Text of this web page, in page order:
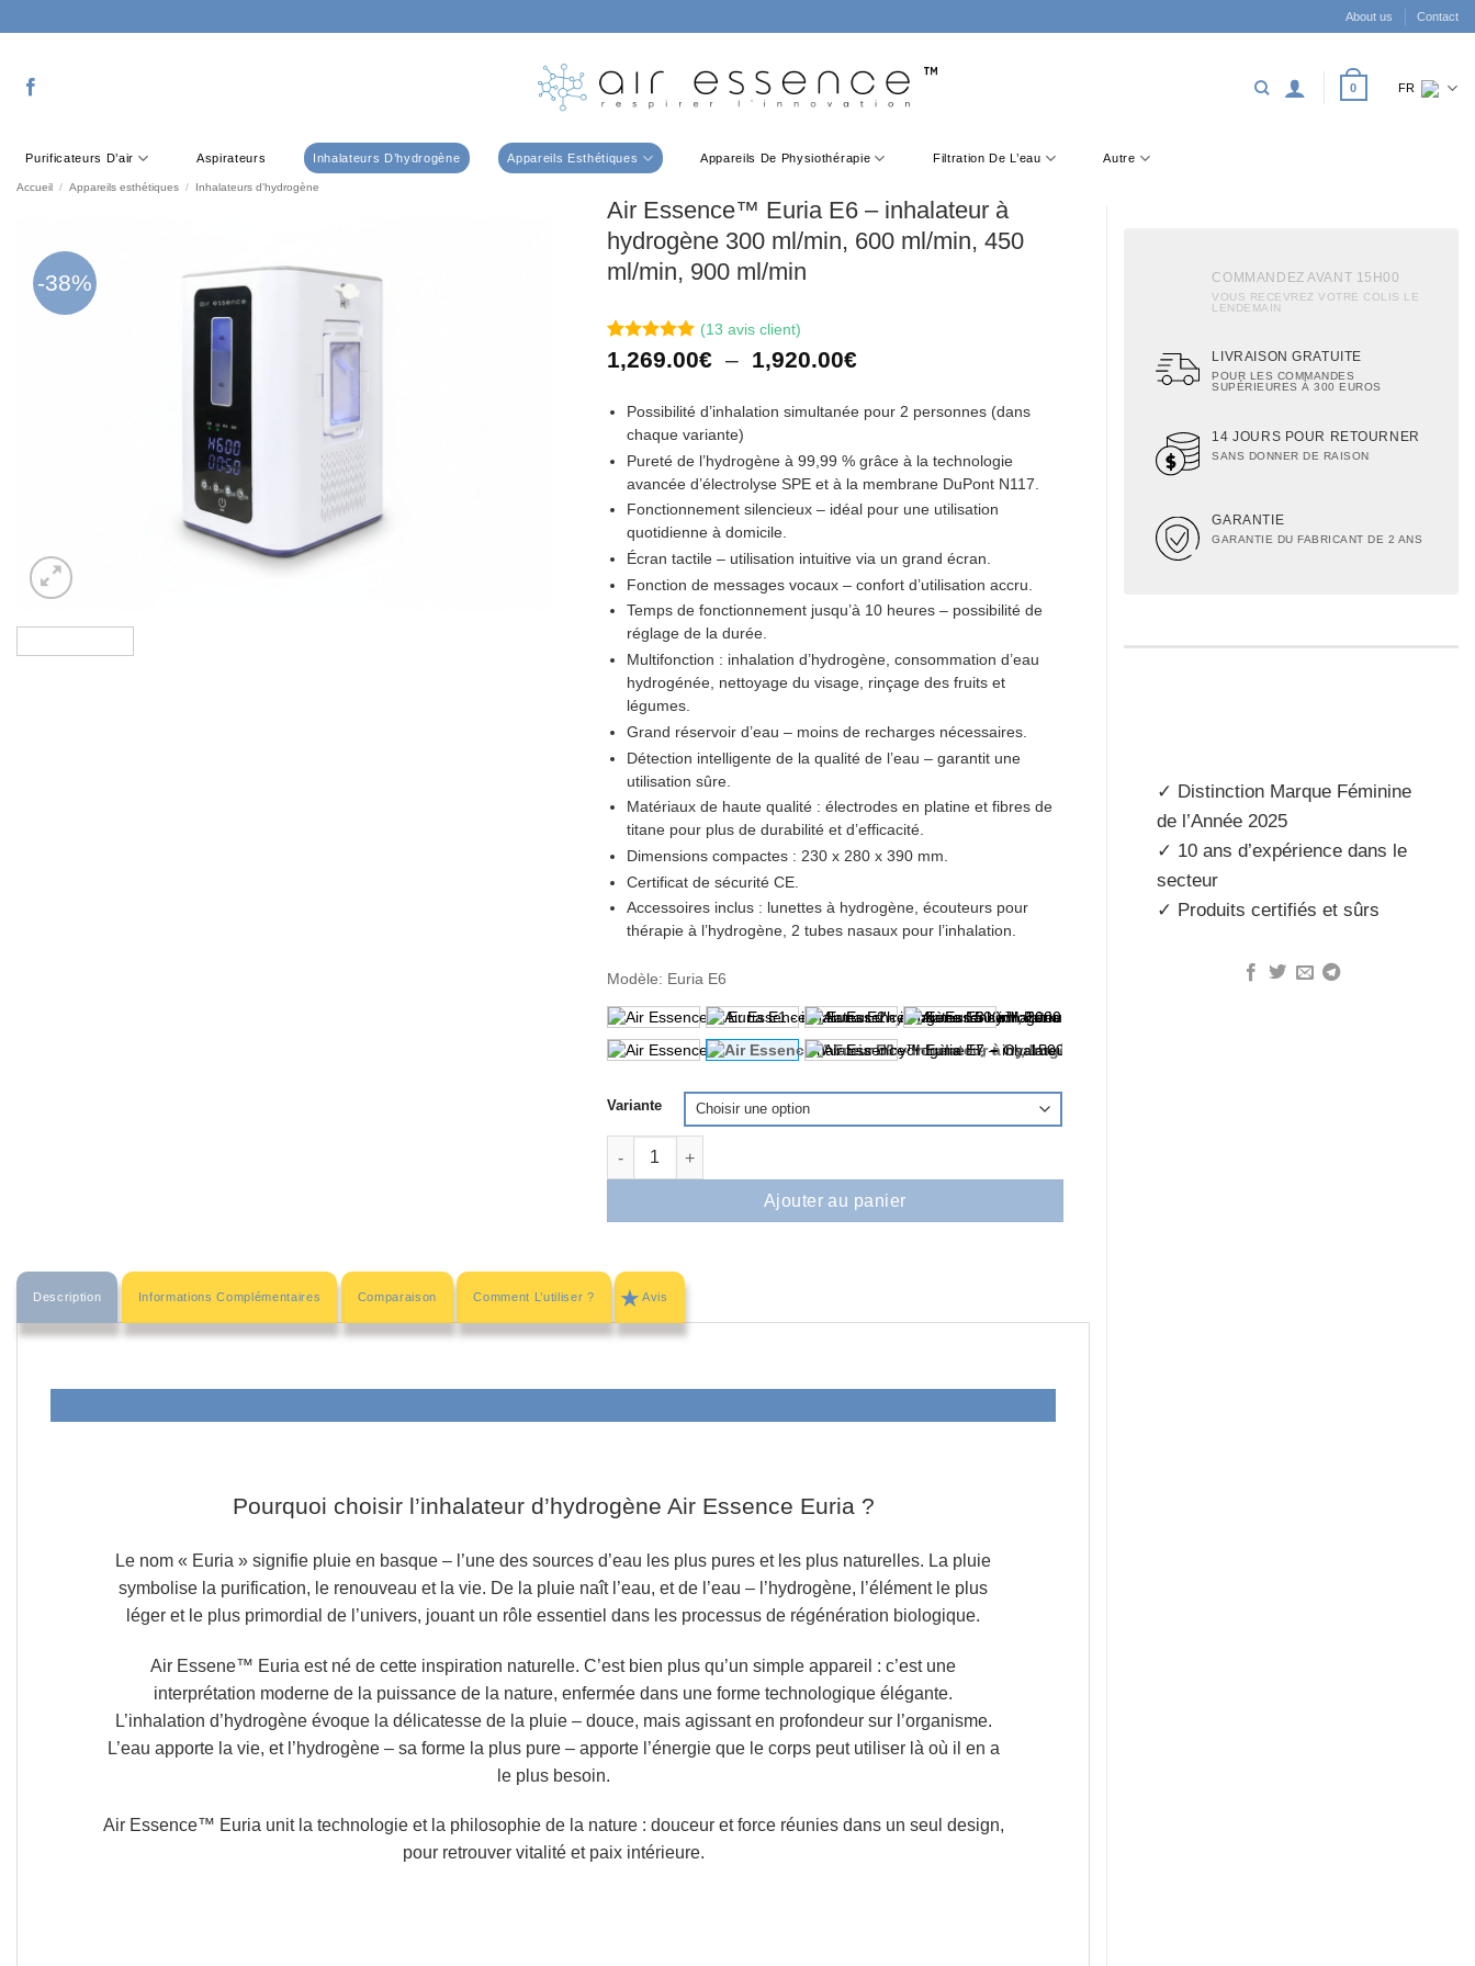
About us Contact
0 FR
Purificateurs D’air Aspirateurs Inhalateurs D’hydrogène Appareils Esthétiques Appareils De Physiothérapie Filtration De L’eau Autre
Accueil / Appareils esthétiques / Inhalateurs d'hydrogène
-38%
Air Essence™ Euria E6 – inhalateur à
hydrogène 300 ml/min, 600 ml/min, 450
ml/min, 900 ml/min
Noté5sur
5 basé sur
13
client
(13 avis client)
1,269.00€ – 1,920.00€Plage
prix :
1,269.00€
1,920.00€
Possibilité d’inhalation simultanée pour 2 personnes (dans
chaque variante)
Pureté de l’hydrogène à 99,99 %grâce à la technologie
avancée d’électrolyse SPE et à la membrane DuPont N117.
Fonctionnement silencieux– idéal pour une utilisation
quotidienne à domicile.
Écran tactile– utilisation intuitive via un grand écran.
Fonction de messages vocaux– confort d’utilisation accru.
Temps de fonctionnement jusqu’à 10 heures– possibilité de
réglage de la durée.
Multifonction : inhalation d’hydrogène, consommation d’eau
hydrogénée, nettoyage du visage, rinçage des fruits et
légumes.
Grand réservoir d’eau – moins de recharges nécessaires.
Détection intelligente de la qualité de l’eau – garantit une
utilisation sûre.
Matériaux de haute qualité : électrodes en platine et fibres de
titane pour plus de durabilité et d’efficacité.
Dimensions compactes : 230 x 280 x 390 mm.
Certificat de sécurité CE.
Accessoires inclus : lunettes à hydrogène, écouteurs pour
thérapie à l’hydrogène, 2 tubes nasaux pour l’inhalation.
Modèle: Euria E6
Variante
quantité de Air Essence™ Euria E6 – inhalateur à hydrogène 300 ml/min, 600 ml/min, 450 ml/min, 900 ml/min
Ajouter au panier
Description Informations Complémentaires Comparaison Comment L’utiliser ? Avis
Pourquoi choisir l’inhalateur d’hydrogène Air Essence Euria ?
Le nom « Euria » signifie pluie en basque – l’une des sources d’eau les plus pures et les plus naturelles. La pluie
symbolise la purification, le renouveau et la vie. De la pluie naît l’eau, et de l’eau – l’hydrogène, l’élément le plus
léger et le plus primordial de l’univers, jouant un rôle essentiel dans les processus de régénération biologique.
Air Essene™ Euria est né de cette inspiration naturelle. C’est bien plus qu’un simple appareil : c’est une
interprétation moderne de la puissance de la nature, enfermée dans une forme technologique élégante.
L’inhalation d’hydrogène évoque la délicatesse de la pluie – douce, mais agissant en profondeur sur l’organisme.
L’eau apporte la vie, et l’hydrogène – sa forme la plus pure – apporte l’énergie que le corps peut utiliser là où il en a
le plus besoin.
Air Essence™ Euria unit la technologie et la philosophie de la nature : douceur et force réunies dans un seul design,
pour retrouver vitalité et paix intérieure.
COMMANDEZ AVANT 15H00
VOUS RECEVREZ VOTRE COLIS LE
LENDEMAIN
LIVRAISON GRATUITE
POUR LES COMMANDES
SUPÉRIEURES À 300 EUROS
14 JOURS POUR RETOURNER
SANS DONNER DE RAISON
GARANTIE
GARANTIE DU FABRICANT DE 2 ANS
✓ Distinction Marque Féminine
de l’Année 2025
✓ 10 ans d’expérience dans le
secteur
✓ Produits certifiés et sûrs